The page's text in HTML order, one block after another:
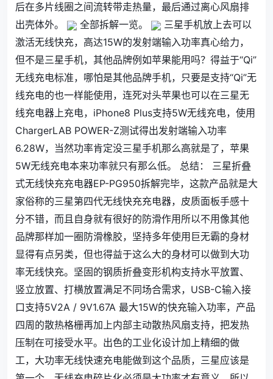
后在多片线圈之间流转带走热量，最后通过离心风扇排
出壳体外。
全部拆解一览。
三星手机放上去可以
激活无线快充，高达15W的发射端输入功率真心给力，
但不是三星手机，其他品牌例如苹果能用吗？得益于“Qi”
无线充电标准，哪怕是其他品牌手机，只要是支持“Qi”无
线充电的也一样能使用，连死对头苹果也可以在三星无
线充电器上充电，iPhone8 Plus支持5W无线充电，使用
ChargerLAB POWER-Z测试得出发射端输入功率
6.28W，当然功率肯定没三星手机那么高就是了，苹果
5W无线充电本来功率就只有那么低。 总结： 三星折叠
式无线快充充电器EP-PG950拆解完毕，这款产品就是大
家俗称的三星第四代无线快充充电器，皮质面板手感十
分不错，而且自身就有很好的防滑作用所以不用像其他
品牌那样加一圈防滑橡胶，坚持多年使用巨无霸的身材
显得有点另类，但也得益于这么大的身材可以做到大功
率无线快充。坚固的钢质折叠变形机构支持水平放置、
竖立放置、打横放置满足不同场合需求，USB-C输入接
口支持5V2A / 9V1.67A 最大15W的快充输入功率，产品
四周的散热格栅再加上内部主动散热风扇支持，把发热
压制在可接受水平。出色的工业化设计加上精细的做
工，大功率无线快速充电能做到这个品质，三星应该是